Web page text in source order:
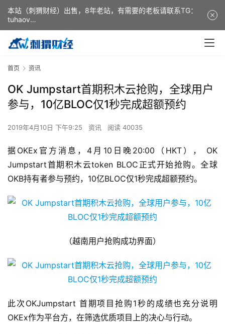
首页 资讯
OK Jumpstart首期积木云抢购，全球用户
参与，10亿BLOC仅1秒完成超额预约
2019年4月10日 下午9:25 资讯 阅读 40035
据OKEx官方消息，4月10日晚20:00（HKT）， OK
Jumpstart首期积木云token BLOC正式开始抢购。全球
OKB持有者参与预约，10亿BLOC仅1秒完成超额预约。
（越南用户抢购成功界面）
此次OKJumpstart 首期项目抢购1秒的成绩也充分说明
OKEx作为平台方，在筛选优质项目上的决心与行动。
本站（刺猬财经）出售，8年老站，有需要的老板请联系TG：
tuhaov
This website (ciweicaijing) is for sale. It is a 8-year-old
website. If you need it, please contact TG: tuhaov